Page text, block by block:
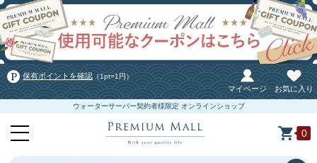
保有ポイントを確認 （1pt=1円）
マイページ お気に入り
ウォーターサーバー契約者様限定 オンラインショップ
0